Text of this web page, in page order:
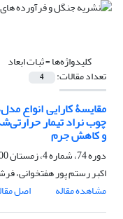
کلیدواژه‌ها =ثبات ابعاد
تعداد مقالات: 4
مقایسۀ کارایی انواع
چوب نراد تیمار
و کاهش جرم
دوره 74، شماره 4، زمستان 1400، صفحه
اکبر رستم پور هفتخوانی،
مشاهده مقاله
اصل